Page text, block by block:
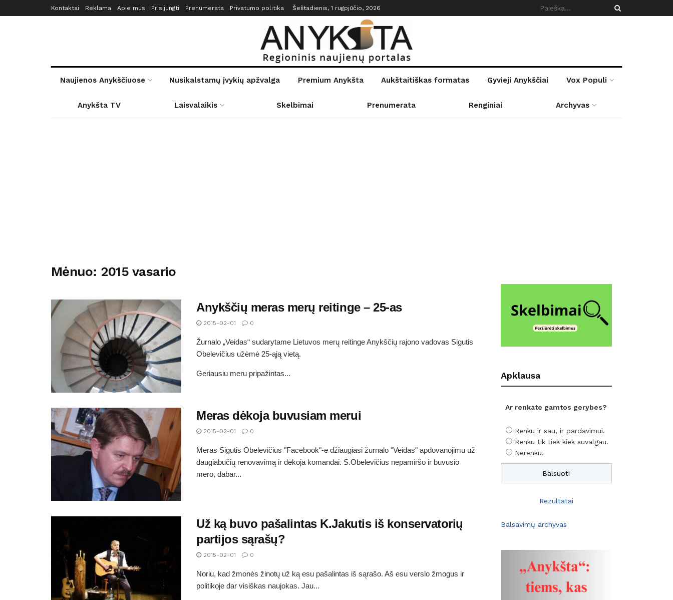
Kontaktai Reklama Apie mus Prisijungti Prenumerata Privatumo politika Šeštadienis, 1 rugpjūčio, 2026
Naujienos Anykščiuose Nusikalstamų įvykių apžvalga Premium Anykšta Aukštaitiškas formatas Gyvieji Anykščiai Vox Populi
Anykšta TV Laisvalaikis Skelbimai Prenumerata Renginiai Archyvas
Mėnuo: 2015 vasario
Anykščių meras merų reitinge – 25-as
2015-02-01 0
Žurnalo „Veidas“ sudarytame Lietuvos merų reitinge Anykščių rajono vadovas Sigutis
Obelevičius užėmė 25-ąją vietą.
Geriausiu meru pripažintas...
Meras dėkoja buvusiam merui
2015-02-01 0
Meras Sigutis Obelevičius "Facebook"-e džiaugiasi žurnalo "Veidas" apdovanojimu už
daugiabučių renovavimą ir dėkoja komandai. S.Obelevičius nepamiršo ir buvusio
mero, dabar...
Už ką buvo pašalintas K.Jakutis iš konservatorių
partijos sąrašų?
2015-02-01 0
Noriu, kad žmonės žinotų už ką esu pašalintas iš sąrašo. Aš esu verslo žmogus ir
politikoje dar visiškas naujokas. Jau...
Apklausa
Ar renkate gamtos gerybes?
Renku ir sau, ir pardavimui.
Renku tik tiek kiek suvalgau.
Nerenku.
Rezultatai
Balsavimų archyvas